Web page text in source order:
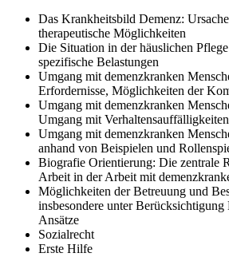
Das Krankheitsbild Demenz:
therapeutische Möglichkeiten
Die Situation in der häuslichen
spezifische Belastungen
Umgang mit demenzkranken
Erfordernisse, Möglichkeiten der
Umgang mit demenzkranken
Umgang mit
Umgang mit demenzkranken
anhand von Beispielen und
Biografie Orientierung: Die zentrale
Arbeit in der Arbeit mit
Möglichkeiten der Betreuung und
insbesondere unter
Ansätze
Sozialrecht
Erste Hilfe